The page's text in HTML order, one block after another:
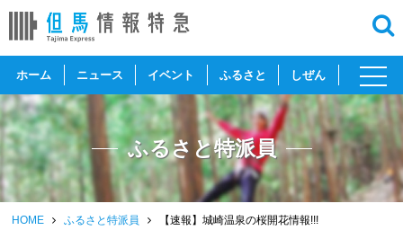
ホーム ニュース イベント ふるさと しぜん
toggle
ふるさと特派員
HOME ふるさと特派員 【速報】城崎温泉の桜開花情報!!!